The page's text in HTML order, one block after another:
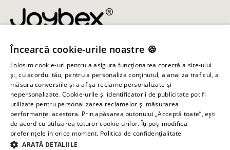
info@joybex.ro
Linkuri utile
Cont
Informații despre magazin
Încearcă cookie-urile noastre 🍪
Folosim cookie-uri pentru a asigura funcționarea corectă a site-ului
și, cu acordul tău, pentru a personaliza conținutul, a analiza traficul, a
măsura conversiile și a afișa reclame personalizate și
nepersonalizate. Cookie-urile și identificatorii de publicitate pot fi
utilizate pentru personalizarea reclamelor și măsurarea
performanței acestora. Prin apăsarea butonului „Acceptă toate”, ești
de acord cu utilizarea tuturor cookie-urilor. Îți poți modifica
preferințele în orice moment. Politica de confidențialitate
ARATĂ DETALIILE